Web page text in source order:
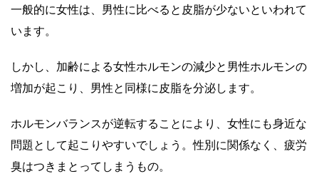
一般的に女性は、男性に比べると皮脂が少ないといわれて
います。
しかし、加齢による女性ホルモンの減少と男性ホルモンの
増加が起こり、男性と同様に皮脂を分泌します。
ホルモンバランスが逆転する ことにより、女性にも身近な
問題として起こりやすいでしょう。性別に関係なく、疲労
臭はつきまとってしまうもの。